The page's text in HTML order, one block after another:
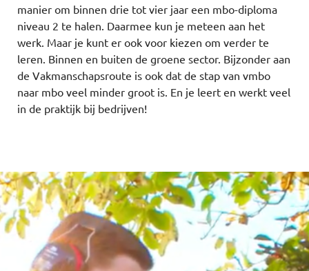
manier om binnen drie tot vier jaar een mbo-diploma
niveau 2 te halen. Daarmee kun je meteen aan het
werk. Maar je kunt er ook voor kiezen om verder te
leren. Binnen en buiten de groene sector. Bijzonder aan
de Vakmanschapsroute is ook dat de stap van vmbo
naar mbo veel minder groot is. En je leert en werkt veel
in de praktijk bij bedrijven!